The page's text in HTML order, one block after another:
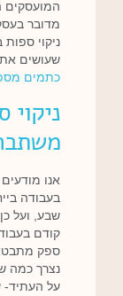
המועסקים
מדובר
ניקוי
שעושים
כתמים
אנו
בעבודה
שבע, ועל
קודם
ספק
נצרך כמה
על העתיד-